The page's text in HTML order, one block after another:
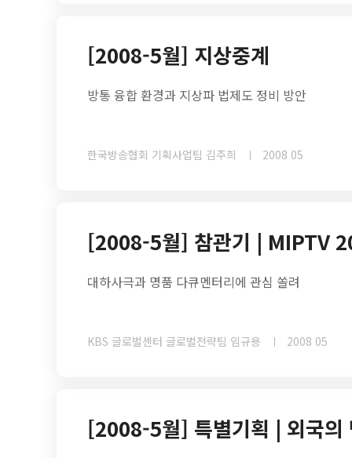
[2008-5월] 지상중계
방통 융합 환경과 지상파 법제도 정비 방안
한국방송협회 기획사업팀 김주희 2008 05
[2008-5월] 참관기 | MIPTV
대하사극과 명품 다큐멘터리에 관심 쏠려
KBS 글로벌센터 글로벌전략팀 임규용 2008 05
[2008-5월] 특별기획 | 외국